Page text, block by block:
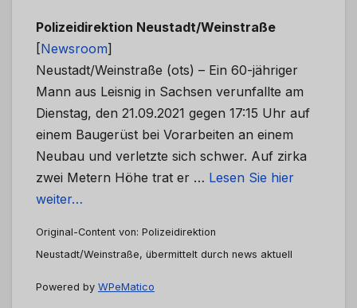
Polizeidirektion Neustadt/Weinstraße
[Newsroom]
Neustadt/Weinstraße (ots) – Ein 60-jähriger
Mann aus Leisnig in Sachsen verunfallte am
Dienstag, den 21.09.2021 gegen 17:15 Uhr auf
einem Baugerüst bei Vorarbeiten an einem
Neubau und verletzte sich schwer. Auf zirka
zwei Metern Höhe trat er … Lesen Sie hier
weiter…
Original-Content von: Polizeidirektion
Neustadt/Weinstraße, übermittelt durch news aktuell
Powered by WPeMatico